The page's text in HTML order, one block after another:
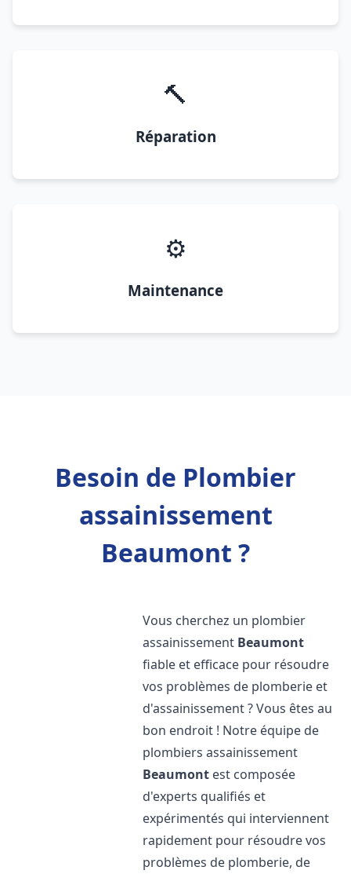
🔨
Réparation
⚙️
Maintenance
Besoin de Plombier
assainissement
Beaumont ?
Vous cherchez un plombier
assainissement Beaumont
fiable et efficace pour résoudre
vos problèmes de plomberie et
d'assainissement ? Vous êtes au
bon endroit ! Notre équipe de
plombiers assainissement
Beaumont est composée
d'experts qualifiés et
expérimentés qui interviennent
rapidement pour résoudre vos
problèmes de plomberie, de